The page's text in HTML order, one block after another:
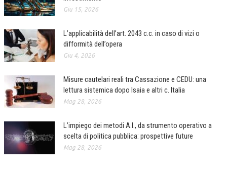
Giu 15, 2026
L’applicabilità dell’art. 2043 c.c. in caso di vizi o
difformità dell’opera
Giu 4, 2026
Misure cautelari reali tra Cassazione e CEDU: una
lettura sistemica dopo Isaia e altri c. Italia
Mag 28, 2026
L’impiego dei metodi A.I., da strumento operativo a
scelta di politica pubblica: prospettive future
Mag 28, 2026